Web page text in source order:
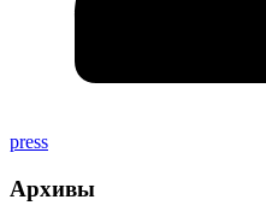
press
Архивы